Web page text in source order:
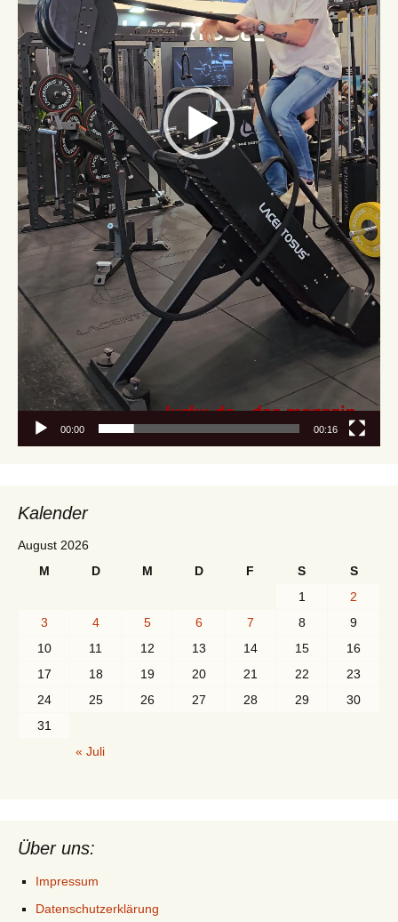
00:00 00:16
Kalender
August 2026
M
D M D F S
S
1
2
3
4 5 6 7 8
9
10
11 12 13 14 15
16
17
18 19 20 21 22
23
24
25 26 27 28 29
30
31
« Juli
Über uns:
Impressum
Datenschutzerklärung